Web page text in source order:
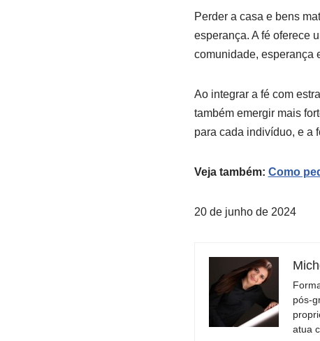
Perder a casa e bens
esperança. A fé oferece
comunidade, esperança
Ao integrar a fé com
também emergir mais
para cada indivíduo, e a
Veja também: Como
20 de junho de 2024
pós-
atua